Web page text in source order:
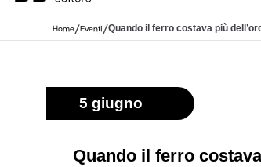
Home/Eventi/Quando il ferro costava più
5 giugno
Quando il ferro